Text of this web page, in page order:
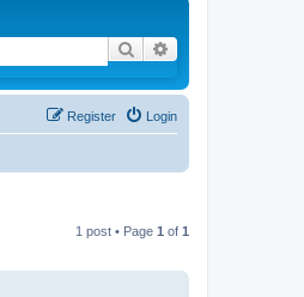
Search
Login
Register
1 post • Page 1 of 1